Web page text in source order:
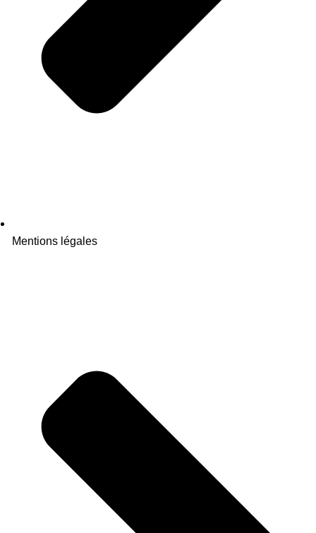
Mentions légales